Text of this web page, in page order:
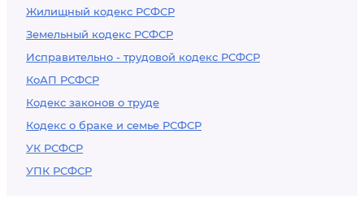
Жилищный кодекс РСФСР
Земельный кодекс РСФСР
Исправительно - трудовой кодекс РСФСР
КоАП РСФСР
Кодекс законов о труде
Кодекс о браке и семье РСФСР
УК РСФСР
УПК РСФСР